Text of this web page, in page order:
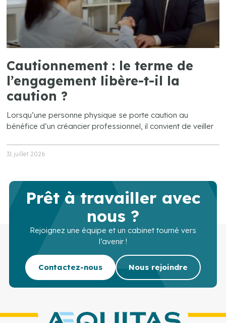
Cautionnement : le terme de
l’engagement libère-t-il la
caution ?
Lorsqu’une personne physique se porte caution au
bénéfice d’un créancier professionnel, il convient de veiller
31 juillet 2026
Prêt à travailler avec
nous ?
Rejoignez une équipe et un cabinet tourné vers
l’avenir !
Contactez-nous Nous rejoindre